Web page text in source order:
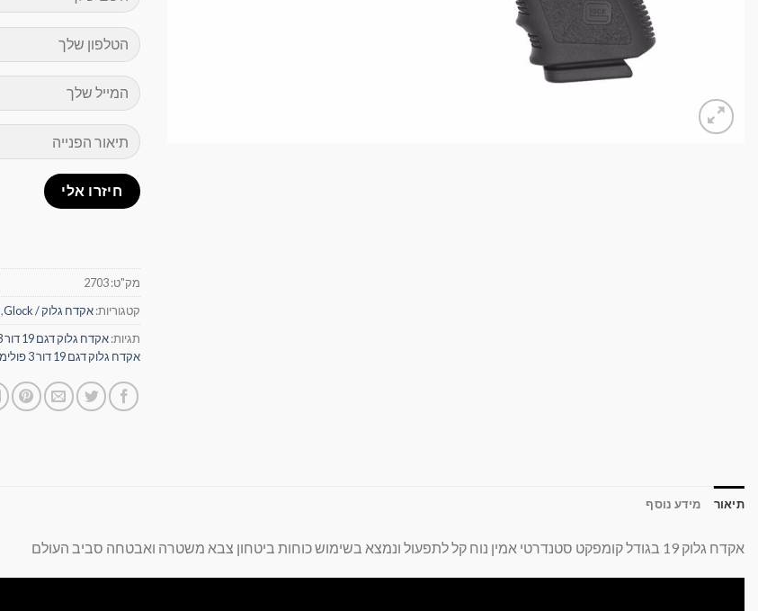
מק"ט:2703
קטגוריות:אקדח גלוק / Glock ,
תגיות:אקדח גלוק דגם 19 דור 3 לרכישה
אקדח גלוק דגם 19 דור 3 פולימרי
תיאור מידע נוסף
אקדח גלוק 19 בגודל קומפקט סטנדרטי אמין נוח קל לתפעול ונמצא בשימוש כוחות ביטחון צבא משטרה ואבטחה סביב העולם